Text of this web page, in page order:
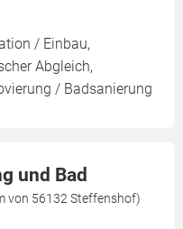
/ Einbau,
Abgleich,
/ Badsanierung
und Bad
von 56132 Steffenshof)